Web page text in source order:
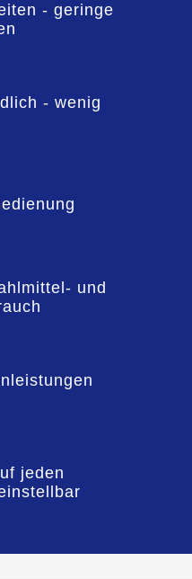
- geringe
- wenig
und
jeden